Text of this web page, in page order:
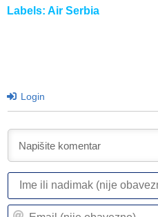
Labels: Air Serbia
Login